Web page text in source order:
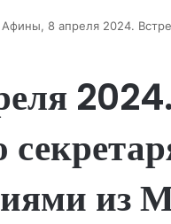
Афины, 8 апреля 2024.
из